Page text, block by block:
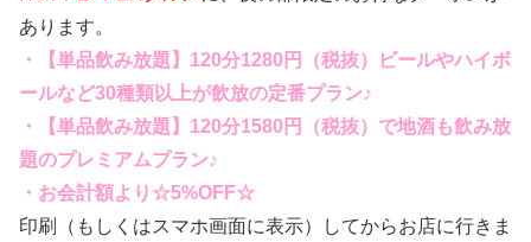
あります。
・【単品飲み放題】120分1280円（税抜）ビールやハイボ
ールなど30種類以上が飲放の定番プラン♪
・【単品飲み放題】120分1580円（税抜）で地酒も飲み放
題のプレミアムプラン♪
・お会計額より☆5%OFF☆
印刷（もしくはスマホ画面に表示）してからお店に行きま